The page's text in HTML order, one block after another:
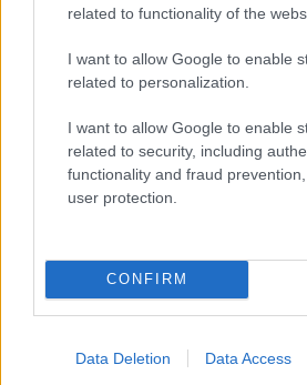
related to functionality of the
I want to allow Google to enable
related to personalization.
I want to allow Google to enable
related to security, including
functionality and fraud
user protection.
CONFIRM
Data Deletion Data Access
LIFESTYLE3 ω. πριν
Ζώδια σήμερα: Η Σελήνη
φέρνει ανατροπές – Ποιοι